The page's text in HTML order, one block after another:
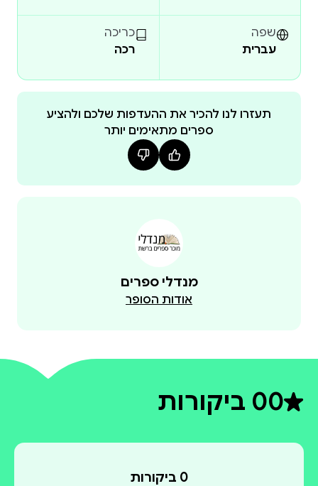
שפה
עברית
כריכה
רכה
תעזרו לנו להכיר את ההעדפות שלכם ולהציע
ספרים מתאימים יותר
מנדלי ספרים
אודות הסופר
0דירוג ממוצע 0 מתוך 5
0 ביקורות
0 ביקורות